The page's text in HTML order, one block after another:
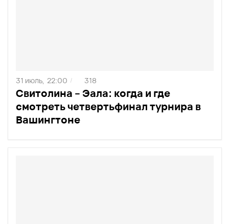
Свитолина – Эала: когда и где
смотреть четвертьфинал турнира в
Вашингтоне
31 июль, 22:00 / 318